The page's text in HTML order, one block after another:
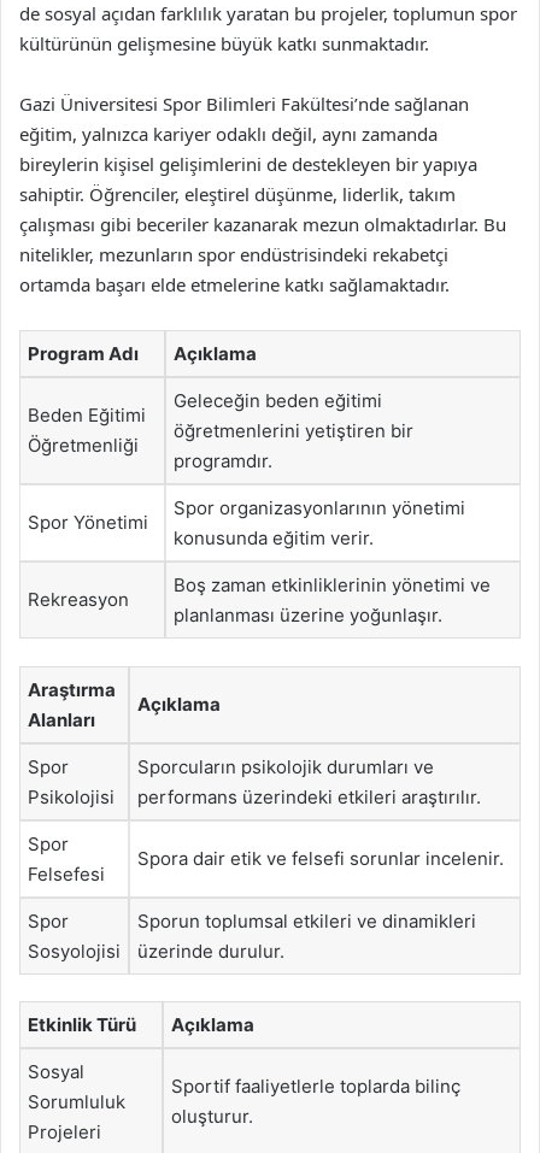
de sosyal açıdan farklılık yaratan bu projeler, toplumun spor
kültürünün gelişmesine büyük katkı sunmaktadır.
Gazi Üniversitesi Spor Bilimleri Fakültesi’nde sağlanan
eğitim, yalnızca kariyer odaklı değil, aynı zamanda
bireylerin kişisel gelişimlerini de destekleyen bir yapıya
sahiptir. Öğrenciler, eleştirel düşünme, liderlik, takım
çalışması gibi beceriler kazanarak mezun olmaktadırlar. Bu
nitelikler, mezunların spor endüstrisindeki rekabetçi
ortamda başarı elde etmelerine katkı sağlamaktadır.
Program Adı Açıklama
Beden Eğitimi
Öğretmenliği
Geleceğin beden eğitimi
öğretmenlerini yetiştiren bir
programdır.
Spor Yönetimi
Spor organizasyonlarının yönetimi
konusunda eğitim verir.
Rekreasyon
Boş zaman etkinliklerinin yönetimi ve
planlanması üzerine yoğunlaşır.
Araştırma
Alanları
Açıklama
Spor
Psikolojisi
Sporcuların psikolojik durumları ve
performans üzerindeki etkileri araştırılır.
Spor
Felsefesi
Spora dair etik ve felsefi sorunlar incelenir.
Spor
Sosyolojisi
Sporun toplumsal etkileri ve dinamikleri
üzerinde durulur.
Etkinlik Türü Açıklama
Sosyal
Sorumluluk
Projeleri
Sportif faaliyetlerle toplarda bilinç
oluşturur.